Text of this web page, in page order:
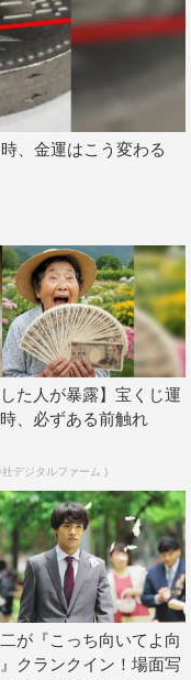
ん目線のラブストー
『こういう男の人い
としたせりふがリア
ず楽しめる作品にな
くすてきなヒロイン
コミックス第一巻を
て振りむく向井くん
は一体誰の手なの
のキャストにも注目
将大プロデュー
ら
全文表示
、金運はこう変わる
した人が暴露】宝くじ運
、必ずある前触れ
社デジタルファーム )
が『こっち向いてよ向
クランクイン！場面写